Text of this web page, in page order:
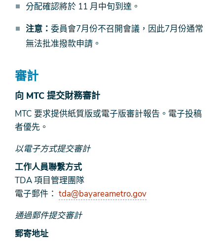
分配確認將於 11 月中旬到達。
注意： 委員會7月份不召開會議，因此7月份通常
無法批准撥款申請。
審計
向 MTC 提交財務審計
MTC 要求提供紙質版或電子版審計報告。電子投稿
者優先。
以電子方式提交審計
工作人員聯繫方式
TDA 項目管理團隊
電子郵件： tda@bayareametro.gov
通過郵件提交審計
郵寄地址